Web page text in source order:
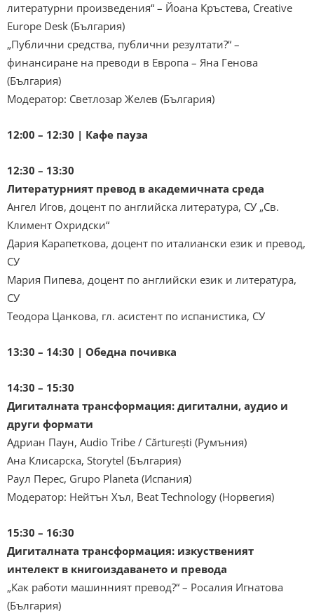
литературни произведения“ – Йоана Кръстева, Creative
Europe Desk (България)
„Публични средства, публични резултати?“ –
финансиране на преводи в Европа – Яна Генова
(България)
Модератор: Светлозар Желев (България)
12:00 – 12:30 | Кафе пауза
12:30 – 13:30
Литературният превод в академичната среда
Ангел Игов, доцент по английска литература, СУ „Св.
Климент Охридски“
Дария Карапеткова, доцент по италиански език и превод,
СУ
Мария Пипева, доцент по английски език и литература,
СУ
Теодора Цанкова, гл. асистент по испанистика, СУ
13:30 – 14:30 | Обедна почивка
14:30 – 15:30
Дигиталната трансформация: дигитални, аудио и
други формати
Адриан Паун, Audio Tribe / Cărturești (Румъния)
Ана Клисарска, Storytel (България)
Раул Перес, Grupo Planeta (Испания)
Модератор: Нейтън Хъл, Beat Technology (Норвегия)
15:30 – 16:30
Дигиталната трансформация: изкуственият
интелект в книгоиздаването и превода
„Как работи машинният превод?“ – Росалия Игнатова
(България)